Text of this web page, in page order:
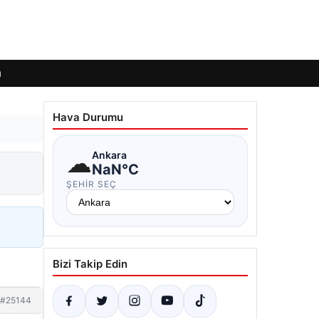
#25144
Hava Durumu
☁Ankara
NaN°C
ŞEHIR SEÇ
Bizi Takip Edin